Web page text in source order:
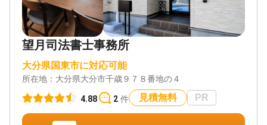
望月司法書士事務所
大分県国東市に対応可能
所在地： 大分県大分市千歳９７８番地の４
4.88 2 件 見積無料 PR